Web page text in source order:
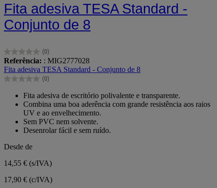
Fita adesiva TESA Standard -
Conjunto de 8
(0)
0.0
em
5
estrelas.
Referência: : MIG2777028
Fita adesiva TESA Standard - Conjunto de 8
(0)
0.0
estrelas.
Fita adesiva de escritório polivalente e transparente.
Combina uma boa aderência com grande resistência aos raios
UV e ao envelhecimento.
Sem PVC nem solvente.
Desenrolar fácil e sem ruído.
Desde de
14,55 € (s/IVA)
17,90 € (c/IVA)